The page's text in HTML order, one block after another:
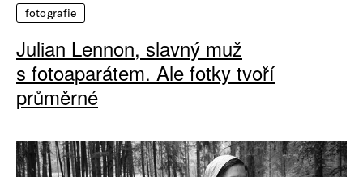
fotografie
Julian Lennon, slavný muž
s fotoaparátem. Ale fotky tvoří
průměrné